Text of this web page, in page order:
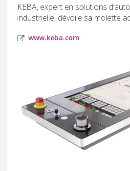
KEBA, expert en solutions
industrielle, dévoile sa molette
www.keba.com